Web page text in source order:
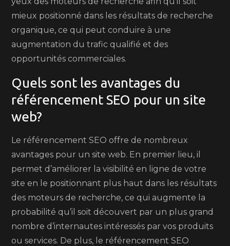
mieux positionné dans les résultats de recherche
organique, ce qui peut conduire à une
augmentation du trafic qualifié et des
opportunités commerciales.
Quels sont les avantages du
référencement SEO pour un site
web?
Le référencement SEO offre de nombreux
avantages pour un site web. En premier lieu, il
permet d’améliorer la visibilité en ligne de votre
site en le positionnant plus haut dans les résultats
des moteurs de recherche, ce qui augmente la
probabilité qu’il soit découvert par un plus grand
nombre d’internautes intéressés par vos produits
ou services. De plus, le référencement SEO